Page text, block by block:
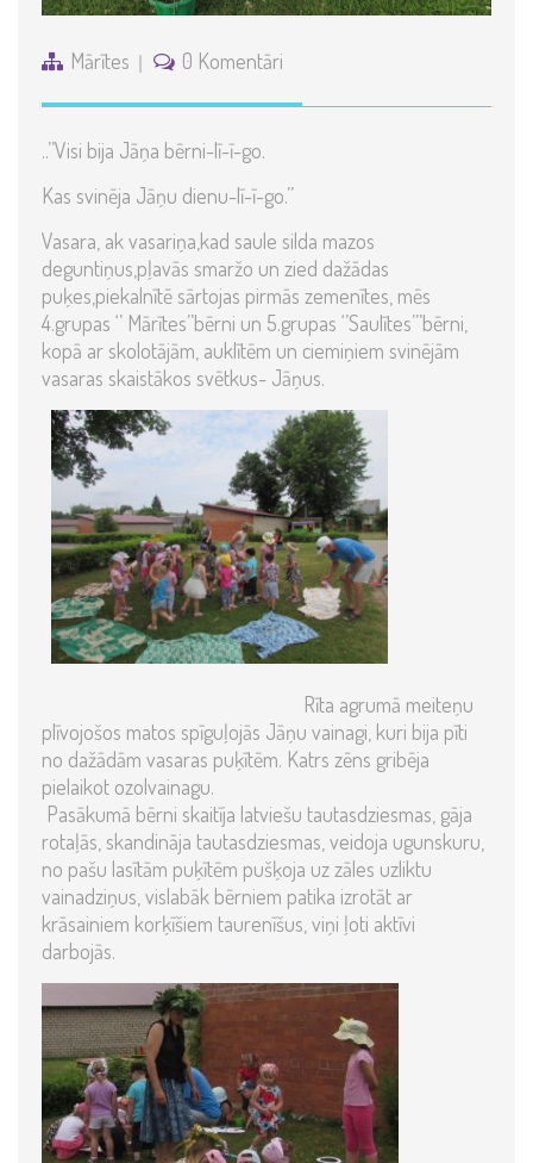
Mārītes 0 Komentāri
..’’Visi bija Jāņa bērni-lī-ī-go.
Kas svinēja Jāņu dienu-lī-ī-go.’’
Vasara, ak vasariņa,kad saule silda mazos
deguntiņus,pļavās smaržo un zied dažādas
puķes,piekalnītē sārtojas pirmās zemenītes, mēs
4.grupas ‘’ Mārītes’’bērni un 5.grupas ‘’Saulītes’’’bērni,
kopā ar skolotājām, auklītēm un ciemiņiem svinējām
vasaras skaistākos svētkus- Jāņus.
Rīta agrumā meiteņu
plīvojošos matos spīguļojās Jāņu vainagi, kuri bija pīti
no dažādām vasaras puķītēm. Katrs zēns gribēja
pielaikot ozolvainagu.
Pasākumā bērni skaitīja latviešu tautasdziesmas, gāja
rotaļās, skandināja tautasdziesmas, veidoja ugunskuru,
no pašu lasītām puķītēm pušķoja uz zāles uzliktu
vainadziņus, vislabāk bērniem patika izrotāt ar
krāsainiem korķīšiem taurenīšus, viņi ļoti aktīvi
darbojās.